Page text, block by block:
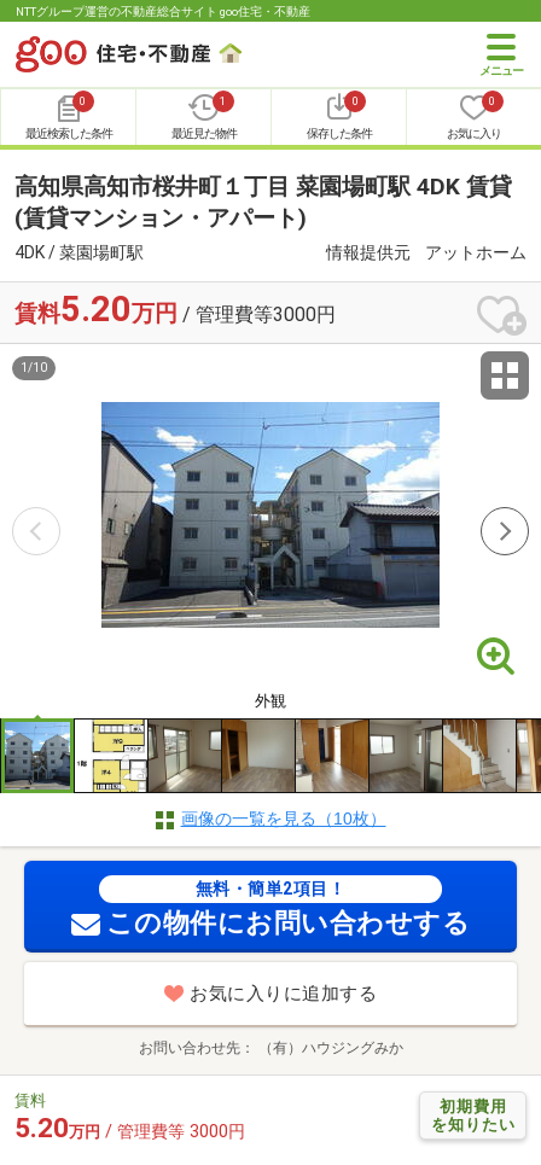
NTTグループ運営の不動産総合サイト goo住宅・不動産
0
最近検索した条件
1
最近見た物件
0
保存した条件
0
お気に入り
高知県高知市桜井町１丁目 菜園場町駅 4DK 賃貸
(賃貸マンション・アパート)
4DK / 菜園場町駅 情報提供元 アットホーム
賃料5.20万円 / 管理費等3000円
外観
1 /10
画像の一覧を見る（10枚）
無料・簡単2項目！
この物件にお問い合わせする
お気に入りに追加する
お問い合わせ先 （有）ハウジングみか
初期費用
を知りたい
賃料
5.20万円 / 管理費等 3000円